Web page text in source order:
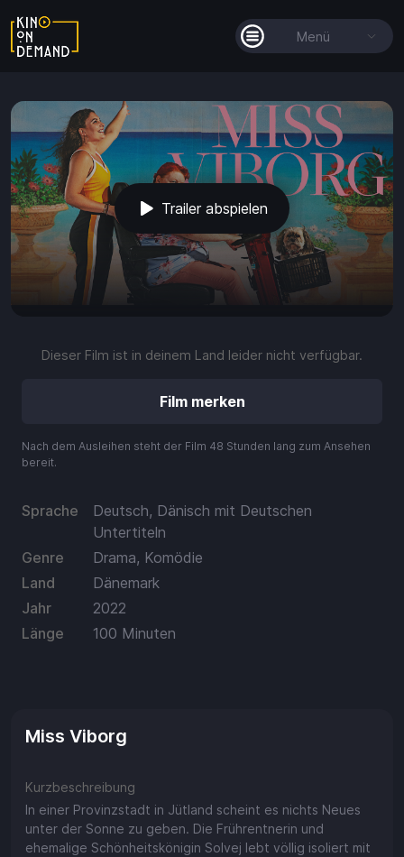
Menü
Alle Filme
Filmkollektionen
So funktioniert's
Guthaben
Einlösen
0:00 / 2:24 volume_up fullscreen
Trailer abspielen
Dieser Film ist in deinem Land leider nicht verfügbar.
Nach dem Ausleihen steht der Film 48 Stunden lang zum Ansehen
bereit.
Sprache
Deutsch, Dänisch mit Deutschen
Untertiteln
Genre
Drama, Komödie
Land
Dänemark
Jahr
2022
Länge
100 Minuten
Miss Viborg
Kurzbeschreibung
In einer Provinzstadt in Jütland scheint es nichts Neues
unter der Sonne zu geben. Die Frührentnerin und
ehemalige Schönheitskönigin Solvej lebt völlig isoliert mit